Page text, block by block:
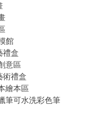
館
禮盒
意區
禮盒
繪本區
筆可水洗彩色筆